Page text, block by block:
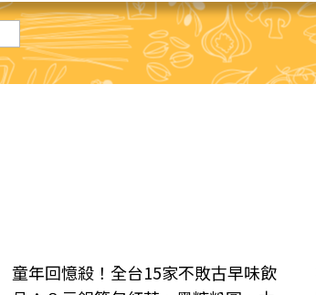
童年回憶殺！全台15家不敗古早味飲